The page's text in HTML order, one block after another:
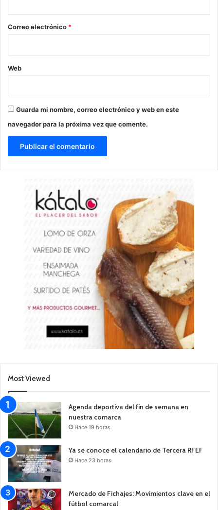
*
Correo electrónico *
Web
Guarda mi nombre, correo electrónico y web en este
navegador para la próxima vez que comente.
Most Viewed
Agenda deportiva del fin de semana en
nuestra comarca
Hace 19 horas
Ya se conoce el calendario de Tercera RFEF
Hace 23 horas
Mercado de Fichajes: Movimientos clave en el
fútbol comarcal